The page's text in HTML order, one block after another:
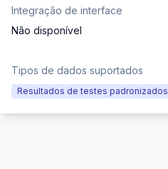
Integração de interface
Não disponível
Tipos de dados suportados
Resultados de testes padronizados